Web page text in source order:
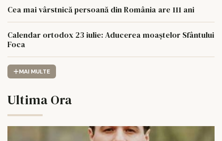
Cea mai vârstnică persoană din România are 111 ani
Calendar ortodox 23 iulie: Aducerea moaștelor Sfântului
Foca
MAI MULTE
Ultima Ora